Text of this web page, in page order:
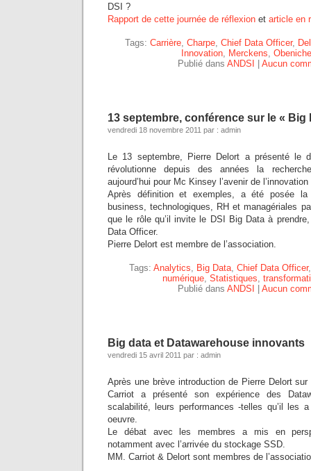
DSI ?
Rapport de cette journée de réflexion et article en
Tags: Carrière, Charpe, Chief Data Officer,
Innovation, Merckens, Obeniche
Publié dans ANDSI Aucun
13 septembre, conférence sur le « Big
vendredi 18 novembre 2011 par : admin
Le 13 septembre, Pierre Delort a présenté le
révolutionne depuis des années la
aujourd’hui pour Mc Kinsey l’avenir de
Après définition et exemples, a été posée la
business, technologiques, RH et managériales
que le rôle qu’il invite le DSI Big Data à
Data Officer.
Pierre Delort est membre de l’association.
Tags: Analytics, Big Data, Chief Data Officer
numérique, Statistiques,
Publié dans ANDSI Aucun
Big data et Datawarehouse innovants
vendredi 15 avril 2011 par : admin
Après une brève introduction de Pierre Delort
Carriot a présenté son expérience des
scalabilité, leurs performances -telles qu’il les
oeuvre.
Le débat avec les membres a mis en
notamment avec l’arrivée du stockage SSD.
MM. Carriot & Delort sont membres de